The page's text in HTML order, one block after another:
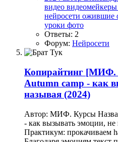
видео видеомейкеры
нейросети ожившие
уроки фото
Ответы: 2
Форум: Нейросети
Копирайтинг [МИФ.
Autumn camp - как
называя (2024)
Автор: МИФ. Курсы
- как вызывать эмоции,
Практикум: прокачиваем